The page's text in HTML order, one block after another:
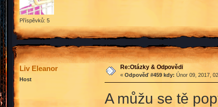
Příspěvků: 5
Liv Eleanor
Host
Re:Otázky & Odpovědi
« Odpověď #459 kdy: Únor 09, 2017,
A můžu se tě